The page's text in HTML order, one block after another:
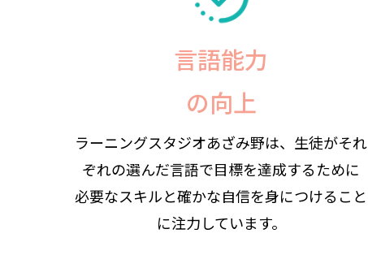
言語能力
の向上
ラーニングスタジオあざみ野は、生徒がそれ
ぞれの選んだ言語で目標を達成するために
必要なスキルと確かな自信を身につけること
に注力しています。